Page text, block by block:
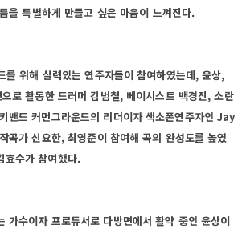
을 특별하게 만들고 싶은 마음이 느껴진다.
위해 실력있는 연주자들이 참여하였는데, 윤상,
로 활동한 드러머 김범철, 베이시스트 백경진, 소란
밴드 커먼그라운드의 리더이자 색소폰연주자인 Jay
곡가 신요한, 최영준이 참여해 곡의 완성도를 높였
효수가 참여했다.
가수이자 프로듀서로 다방면에서 활약 중인 윤상이